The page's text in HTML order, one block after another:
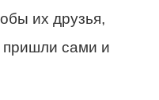
их друзья,
пришли сами и